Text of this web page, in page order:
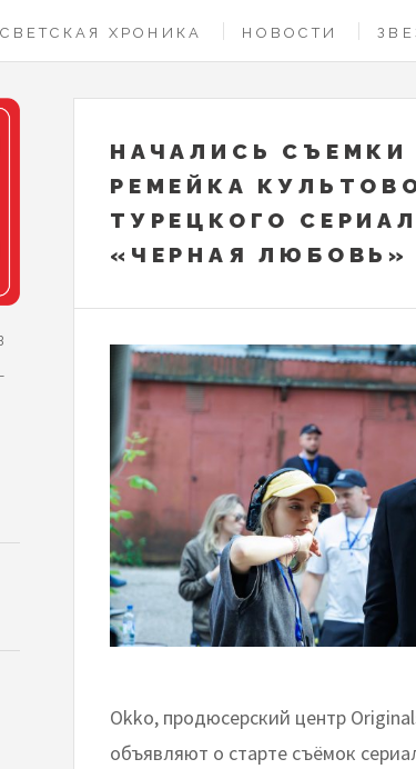
СВЕТСКАЯ ХРОНИКА НОВОСТИ
НАЧАЛИСЬ СЪЕМКИ
РЕМЕЙКА
ТУРЕЦКОГО
«ЧЕРНАЯ ЛЮБОВЬ»
Okko, продюсерский центр
объявляют о старте съёмок